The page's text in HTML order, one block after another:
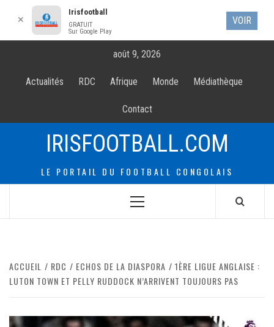
contenur
août 9, 2026
Actualités RDC Afrique Monde Médiathèque
Contact
IRISFOOTBALL.COM
LE PORTAIL DU FOOTBALL CONGOLAIS
Menu
ACCUEIL RDC ECHOS DE LA DIASPORA
1ÈRE LIGUE ANGLAISE :
LUTON TOWN ET PELLY RUDDOCK N’ARRIVENT TOUJOURS PAS
✕
Irisfootball
GRATUIT
Sur Google Play
VOIR